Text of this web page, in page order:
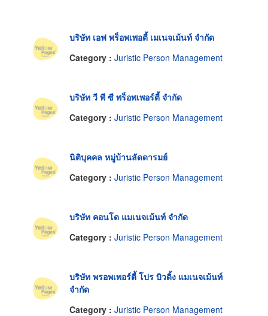
บริษัท เอฟ พร็อพเพอตี้ เมเนจเม้นท์ จำกัด
Category : Juristic Person Management
บริษัท วี พี ซี พร็อพเพอร์ตี้ จำกัด
Category : Juristic Person Management
นิติบุคคล หมู่บ้านลัดดารมย์
Category : Juristic Person Management
บริษัท คอนโด แมเนจเม้นท์ จำกัด
Category : Juristic Person Management
บริษัท พรอพเพอร์ตี้ โปร บิวดิ้ง แมเนจเม้นท์
จำกัด
Category : Juristic Person Management